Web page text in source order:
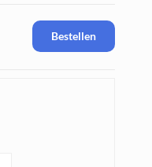
Bestellen